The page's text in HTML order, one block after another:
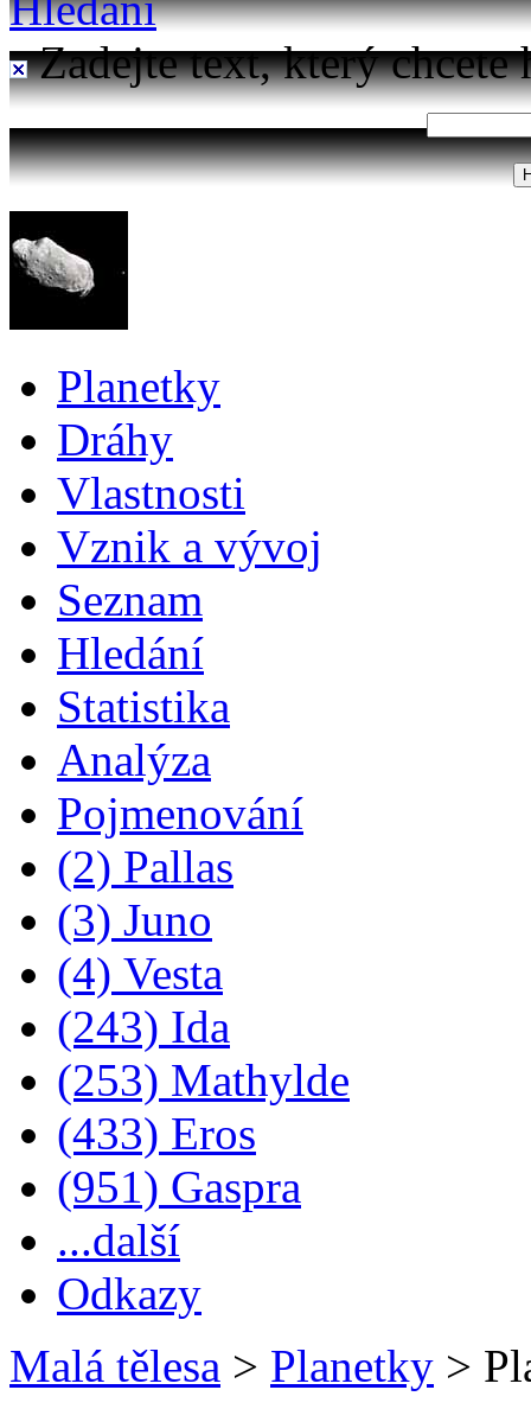
Zadejte text, který chcete
Planetky
Dráhy
Vlastnosti
Vznik a vývoj
Seznam
Hledání
Statistika
Analýza
Pojmenování
(2) Pallas
(3) Juno
(4) Vesta
(243) Ida
(253) Mathylde
(433) Eros
(951) Gaspra
...další
Odkazy
Malá tělesa > Planetky >